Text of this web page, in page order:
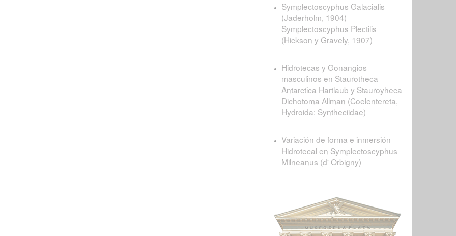
Symplectoscyphus Galacialis
(Jaderholm, 1904)
Symplectoscyphus Plectilis
(Hickson y Gravely, 1907)
Hidrotecas y Gonangios
masculinos en Staurotheca
Antarctica Hartlaub y Stauroyheca
Dichotoma Allman (Coelentereta,
Hydroida: Syntheciidae)
Variación de forma e inmersión
Hidrotecal en Symplectoscyphus
Milneanus (d' Orbigny)